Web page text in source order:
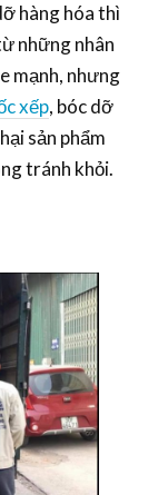
hàng hóa thì
những nhân
mạnh, nhưng
xếp, bóc dỡ
sản phẩm
tránh khỏi.